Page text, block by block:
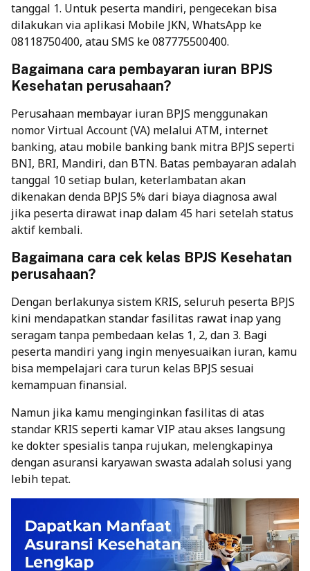
tanggal 1. Untuk peserta mandiri, pengecekan bisa
dilakukan via aplikasi Mobile JKN, WhatsApp ke
08118750400, atau SMS ke 087775500400.
Bagaimana cara pembayaran iuran BPJS
Kesehatan perusahaan?
Perusahaan membayar iuran BPJS menggunakan
nomor Virtual Account (VA) melalui ATM, internet
banking, atau mobile banking bank mitra BPJS seperti
BNI, BRI, Mandiri, dan BTN. Batas pembayaran adalah
tanggal 10 setiap bulan, keterlambatan akan
dikenakan denda BPJS 5% dari biaya diagnosa awal
jika peserta dirawat inap dalam 45 hari setelah status
aktif kembali.
Bagaimana cara cek kelas BPJS Kesehatan
perusahaan?
Dengan berlakunya sistem KRIS, seluruh peserta BPJS
kini mendapatkan standar fasilitas rawat inap yang
seragam tanpa pembedaan kelas 1, 2, dan 3. Bagi
peserta mandiri yang ingin menyesuaikan iuran, kamu
bisa mempelajari cara turun kelas BPJS sesuai
kemampuan finansial.
Namun jika kamu menginginkan fasilitas di atas
standar KRIS seperti kamar VIP atau akses langsung
ke dokter spesialis tanpa rujukan, melengkapinya
dengan asuransi karyawan swasta adalah solusi yang
lebih tepat.